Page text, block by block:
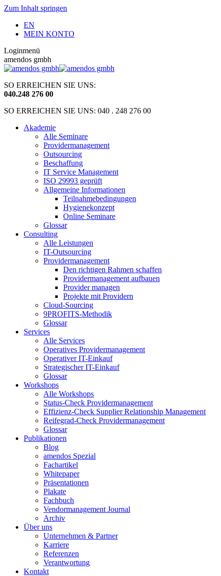
Zum Inhalt springen
EN
MEIN KONTO
Loginmenü
amendos gmbh
SO ERREICHEN SIE UNS:
040.248 276 00
SO ERREICHEN SIE UNS: 040 . 248 276 00
Akademie
Alle Seminare
Providermanagement
Outsourcing
Beschaffung
IT Service Management
ISO 29993 geprüft
Allgemeine Informationen
Teilnahmebedingungen
Hygienekonzept
Online Seminare
Glossar
Consulting
Alle Leistungen
IT-Outsourcing
Providermanagement
Den richtigen Rahmen schaffen
Providermanagement aufbauen
Provider managen
Projekte mit Providern
Cloud-Sourcing
9PROFITS-Methodik
Glossar
Services
Alle Services
Operatives Providermanagement
Operativer IT-Einkauf
Strategischer IT-Einkauf
Glossar
Workshops
Alle Workshops
Status-Check Providermanagement
Effizienz-Check Supplier Relationship Management
Reifegrad-Check Providermanagement
Glossar
Publikationen
Blog
amendos Spezial
Fachartikel
Whitepaper
Präsentationen
Plakate
Fachbuch
Vendormanagement Journal
Archiv
Über uns
Unternehmen & Partner
Karriere
Referenzen
Verantwortung
Kontakt